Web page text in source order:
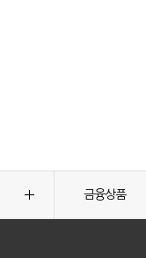
금융상품